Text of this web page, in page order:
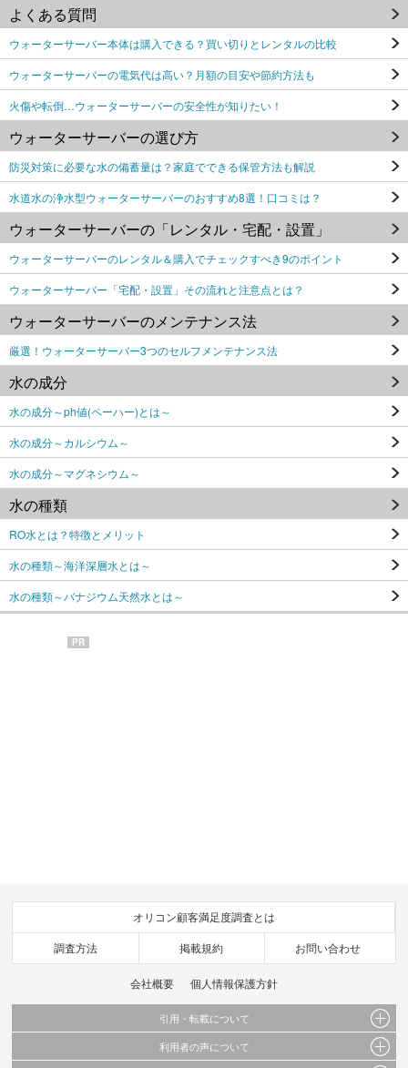
よくある質問
ウォーターサーバー本体は購入できる？買い切りとレンタルの比較
ウォーターサーバーの電気代は高い？月額の目安や節約方法も
火傷や転倒…ウォーターサーバーの安全性が知りたい！
ウォーターサーバーの選び方
防災対策に必要な水の備蓄量は？家庭でできる保管方法も解説
水道水の浄水型ウォーターサーバーのおすすめ8選！口コミは？
ウォーターサーバーの「レンタル・宅配・設置」
ウォーターサーバーのレンタル＆購入でチェックすべき9のポイント
ウォーターサーバー「宅配・設置」その流れと注意点とは？
ウォーターサーバーのメンテナンス法
厳選！ウォーターサーバー3つのセルフメンテナンス法
水の成分
水の成分～ph値(ペーハー)とは～
水の成分～カルシウム～
水の成分～マグネシウム～
水の種類
RO水とは？特徴とメリット
水の種類～海洋深層水とは～
水の種類～バナジウム天然水とは～
PR
オリコン顧客満足度調査とは
調査方法 掲載規約 お問い合わせ
会社概要 個人情報保護方針
引用・転載について
当サイトで公開されている情報（文字、写真、イラスト、画像データ等）及びこれらの配
利用者の声について